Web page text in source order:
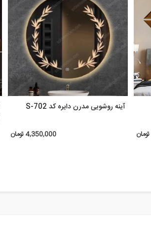
آینه روشویی مدرن دایره کد S-702
4,350,000 تومان